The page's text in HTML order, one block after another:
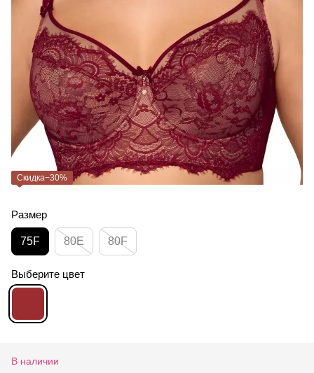
Скидка−30%
Размер
75F 80E 80F
Выберите цвет
В наличии